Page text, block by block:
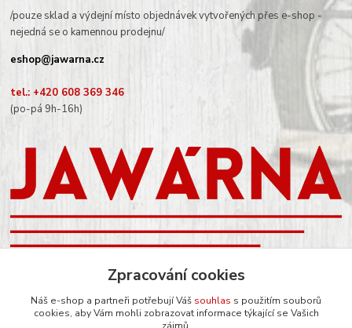
/pouze sklad a výdejní místo objednávek vytvořených přes e-shop -
nejedná se o kamennou prodejnu/
eshop@jawarna.cz
tel.: +420 608 369 346
(po-pá 9h-16h)
Sledujte nás na Facebooku
Zpracování cookies
Náš e-shop a partneři potřebují Váš souhlas s použitím souborů
cookies, aby Vám mohli zobrazovat informace týkající se Vašich
zájmů.